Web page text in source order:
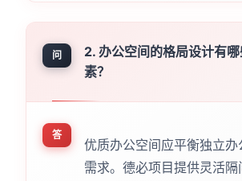
问
2. 办公空间的格局设计有
素？
答
优质办公空间应平衡独立
需求。德必项目提供灵活隔